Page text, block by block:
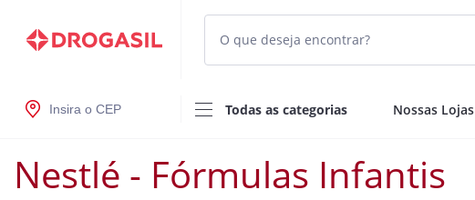
Insira o CEP Todas as categorias Nossas Lojas
Nestlé - Fórmulas Infantis